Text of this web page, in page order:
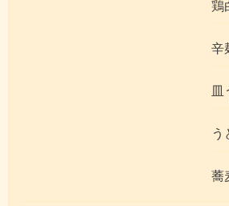
鶏
辛
皿
う
蕎